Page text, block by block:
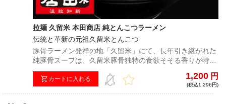
拉麺 久留米 本田商店 純とんこつラーメン
伝統と革新の元祖久留米とんこつ
豚骨ラーメン発祥の地「久留米」にて、長年引き継がれた
純豚骨スープは、久留米豚骨独特の食欲そそる香りが特徴
的。濃厚な香りと裏腹に、一口食べると意外なほどすっき
りとした後味が残る。自家製中細麺は、硬めに茹でるのが
ポイント。
カートに入れる 1,200 円
(税込1,296円)